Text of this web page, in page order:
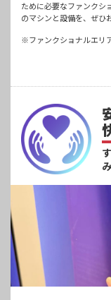
ために必要なファンクシ
のマシンと設備を、ぜひ
※ファンクショナルエリ